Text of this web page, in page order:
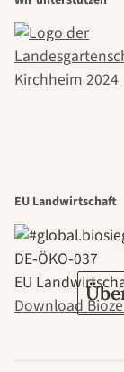
EU Landwirtschaft
DE‑ÖKO‑037
EU
Download